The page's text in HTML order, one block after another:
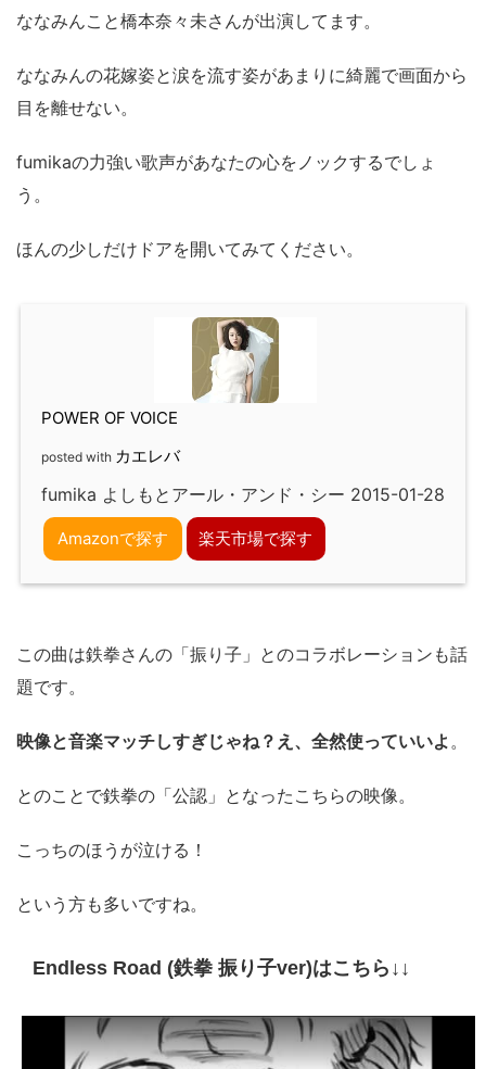
ななみんこと橋本奈々未さんが出演してます。
ななみんの花嫁姿と涙を流す姿があまりに綺麗で画面から
目を離せない。
fumikaの力強い歌声があなたの心をノックするでしょ
う。
ほんの少しだけドアを開いてみてください。
POWER OF VOICE
posted with カエレバ
fumika よしもとアール・アンド・シー 2015-01-28
Amazonで探す 楽天市場で探す
この曲は鉄拳さんの「振り子」とのコラボレーションも話
題です。
映像と音楽マッチしすぎじゃね？え、全然使っていいよ。
とのことで鉄拳の「公認」となったこちらの映像。
こっちのほうが泣ける！
という方も多いですね。
Endless Road (鉄拳 振り子ver)はこちら↓↓